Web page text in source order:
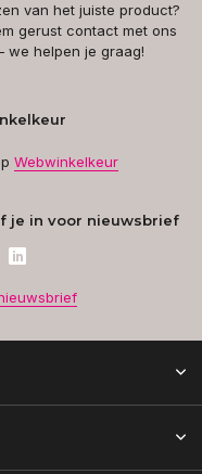
van het juiste product?
gerust contact met ons
we helpen je graag!
Webwinkelkeur
je in voor nieuwsbrief